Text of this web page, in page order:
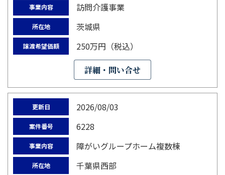
事業内容 訪問介護事業
所在地 茨城県
譲渡希望価額 250万円（税込）
詳細・問い合せ
更新日 2026/08/03
案件番号 6228
事業内容 障がいグループホーム複数棟
所在地 千葉県西部